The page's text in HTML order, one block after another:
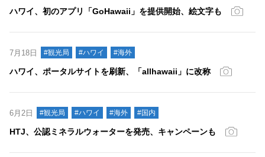
ハワイ、初のアプリ「GoHawaii」を提供開始、絵文字も
7月18日 #観光局 #ハワイ #海外
ハワイ、ポータルサイトを刷新、「allhawaii」に改称
6月2日 #観光局 #ハワイ #海外 #国内
HTJ、公認ミネラルウォーターを発売、キャンペーンも